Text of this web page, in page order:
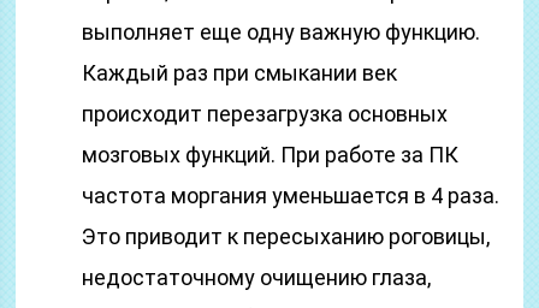
выполняет еще одну важную функцию.
Каждый раз при смыкании век
происходит перезагрузка основных
мозговых функций. При работе за ПК
частота моргания уменьшается в 4 раза.
Это приводит к пересыханию роговицы,
недостаточному очищению глаза,